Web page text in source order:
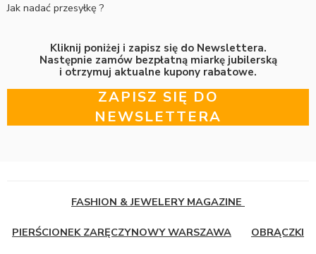
Jak nadać przesyłkę ?
Kliknij poniżej i zapisz się do Newslettera.
Następnie zamów bezpłatną miarkę jubilerską
i otrzymuj aktualne kupony rabatowe.
ZAPISZ SIĘ DO
NEWSLETTERA
FASHION & JEWELERY MAGAZINE
PIERŚCIONEK ZARĘCZYNOWY WARSZAWA OBRĄCZKI